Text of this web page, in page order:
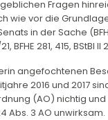
Fragen
wie vor die
in der Sache
BFHE 281, 415, BStBl II
angefochtenen
2016 und 2017
(AO) nichtig
Abs. 3 AO unwirksam.